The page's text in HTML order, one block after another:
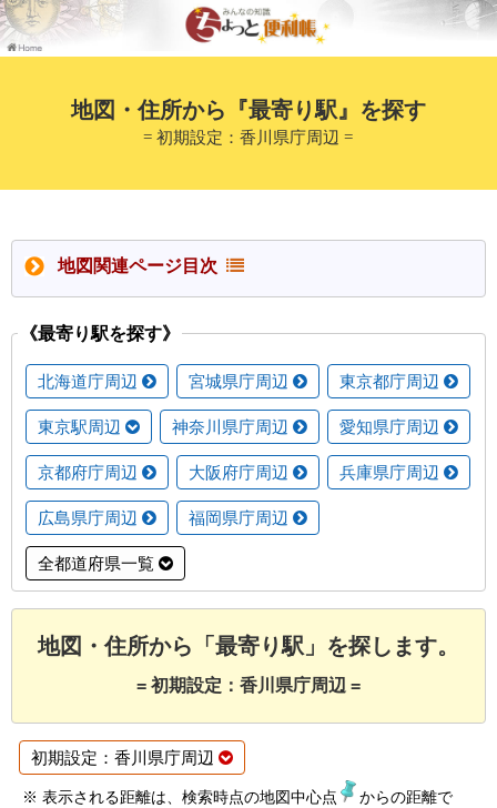
地図・住所から『最寄り駅』を探す
= 初期設定：香川県庁周辺 =
地図関連ページ目次
《最寄り駅を探す》
北海道庁周辺 宮城県庁周辺 東京都庁周辺
東京駅周辺 神奈川県庁周辺 愛知県庁周辺
京都府庁周辺 大阪府庁周辺 兵庫県庁周辺
広島県庁周辺 福岡県庁周辺
全都道府県一覧
地図・住所から「最寄り駅」を探します。
= 初期設定：香川県庁周辺 =
初期設定：香川県庁周辺
※ 表示される距離は、検索時点の地図中心点
からの距離で